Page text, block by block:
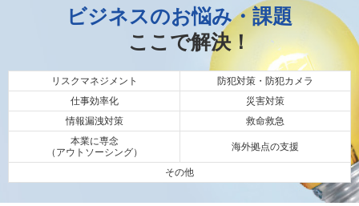
ビジネスのお悩み・課題
ここで解決！
リスクマネジメント
防犯対策・防犯カメラ
仕事効率化
災害対策
情報漏洩対策
救命救急
本業に専念
（アウトソーシング）
海外拠点の支援
その他